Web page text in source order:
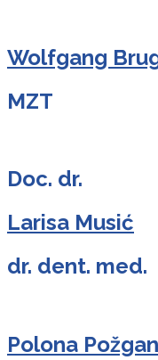
Wolfgang
MZT
Doc. dr.
Larisa Musić
dr. dent. med.
Polona Požgan